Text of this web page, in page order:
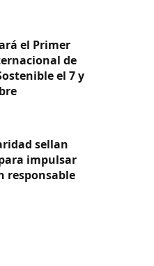
el Primer
de
el 7 y
sellan
impulsar
responsable